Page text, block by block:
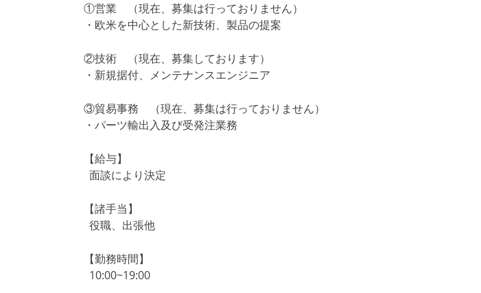
①営業 （現在、募集は行っておりません）
・欧米を中心とした新技術、製品の提案
②技術 （現在、募集しております）
・新規据付、メンテナンスエンジニア
③貿易事務 （現在、募集は行っておりません）
・パーツ輸出入及び受発注業務
【給与】
面談により決定
【諸手当】
役職、出張他
【勤務時間】
10:00~19:00